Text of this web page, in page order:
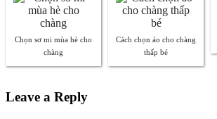
Chọn sơ mi mùa hè cho
chàng
Cách chọn áo cho chàng
thấp bé
Leave a Reply